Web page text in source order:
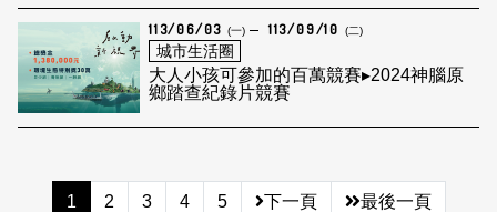
113/06/03 (一) 113/09/10 (二)
城市生活圈
大人小孩可參加的百萬競賽▸2024神腦原
鄉踏查紀錄片競賽
1 2 3 4 5 下一頁 最後一頁